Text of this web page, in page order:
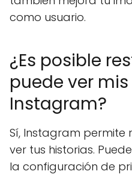
como usuario.
¿Es posible
puede ver
Instagram?
Sí, Instagram permite
ver tus historias.
la configuración de